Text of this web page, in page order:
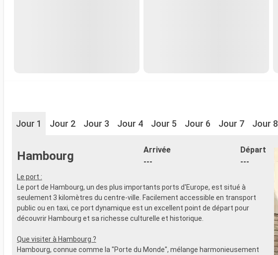
Jour 1 Jour 2 Jour 3 Jour 4 Jour 5 Jour 6 Jour 7 Jour 8
Hambourg
Arrivée
---
Départ
---
Le port :
Le port de Hambourg, un des plus importants ports d'Europe, est situé à
seulement 3 kilomètres du centre-ville. Facilement accessible en transport
public ou en taxi, ce port dynamique est un excellent point de départ pour
découvrir Hambourg et sa richesse culturelle et historique.
Que visiter à Hambourg ?
Hambourg, connue comme la "Porte du Monde", mélange harmonieusement